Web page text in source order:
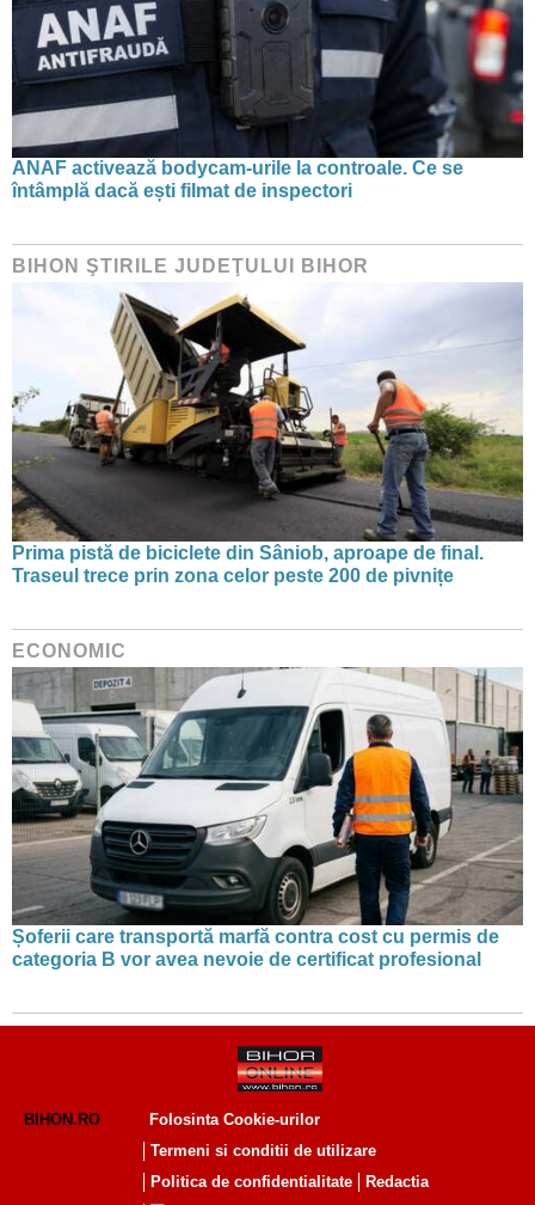
ANAF activează bodycam-urile la controale. Ce se
întâmplă dacă ești filmat de inspectori
BIHON ŞTIRILE JUDEŢULUI BIHOR
Prima pistă de biciclete din Sâniob, aproape de final.
Traseul trece prin zona celor peste 200 de pivnițe
ECONOMIC
Șoferii care transportă marfă contra cost cu permis de
categoria B vor avea nevoie de certificat profesional
BIHON.RO
Folosinta Cookie-urilor
Termeni si conditii de utilizare
Politica de confidentialitate
Redactia